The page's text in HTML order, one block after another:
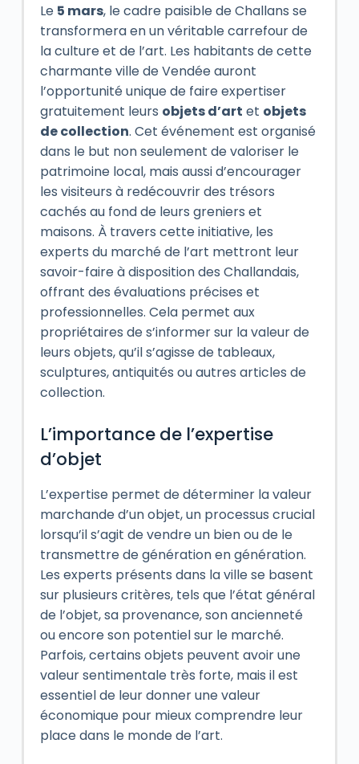
Le 5 mars, le cadre paisible de Challans se
transformera en un véritable carrefour de
la culture et de l’art. Les habitants de cette
charmante ville de Vendée auront
l’opportunité unique de faire expertiser
gratuitement leurs objets d’art et objets
de collection. Cet événement est organisé
dans le but non seulement de valoriser le
patrimoine local, mais aussi d’encourager
les visiteurs à redécouvrir des trésors
cachés au fond de leurs greniers et
maisons. À travers cette initiative, les
experts du marché de l’art mettront leur
savoir-faire à disposition des Challandais,
offrant des évaluations précises et
professionnelles. Cela permet aux
propriétaires de s’informer sur la valeur de
leurs objets, qu’il s’agisse de tableaux,
sculptures, antiquités ou autres articles de
collection.
L’importance de l’expertise
d’objet
L’expertise permet de déterminer la valeur
marchande d’un objet, un processus crucial
lorsqu’il s’agit de vendre un bien ou de le
transmettre de génération en génération.
Les experts présents dans la ville se basent
sur plusieurs critères, tels que l’état général
de l’objet, sa provenance, son ancienneté
ou encore son potentiel sur le marché.
Parfois, certains objets peuvent avoir une
valeur sentimentale très forte, mais il est
essentiel de leur donner une valeur
économique pour mieux comprendre leur
place dans le monde de l’art.